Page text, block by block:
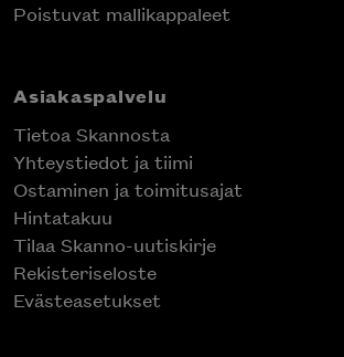
Poistuvat mallikappaleet
Asiakaspalvelu
Tietoa Skannosta
Yhteystiedot ja tiimi
Ostaminen ja toimitusajat
Hintatakuu
Tilaa Skanno-uutiskirje
Rekisteriseloste
Evästeasetukset